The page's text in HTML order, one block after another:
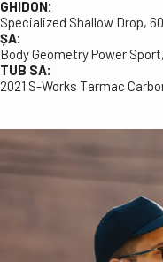
GHIDON:
Specialized Shallow Drop,
ȘA:
Body Geometry Power
TUB SA:
2021 S-Works Tarmac